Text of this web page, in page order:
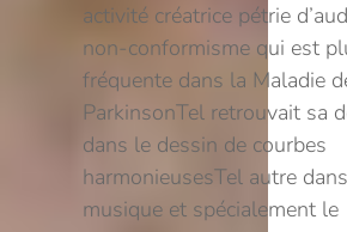
activité créatrice pétrie
non-conformisme qui est
fréquente dans la Maladie
ParkinsonTel retrouvait sa
dans le dessin de courbes
harmonieusesTel autre
musique et spécialement le